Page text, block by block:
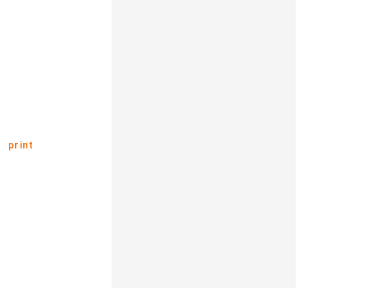
print